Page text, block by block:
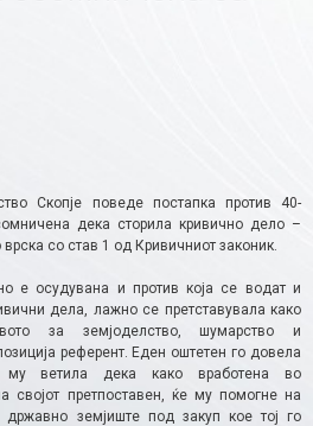
Скопје поведе постапка против 40-
дека сторила кривично дело –
со став 1 од Кривичниот законик.
е осудувана и против која се водат и
дела, лажно се претставувала како
за земјоделство, шумарство и
референт. Еден оштетен го довела
ветила дека како вработена во
својот претпоставен, ќе му помогне на
земјиште под закуп кое тој го